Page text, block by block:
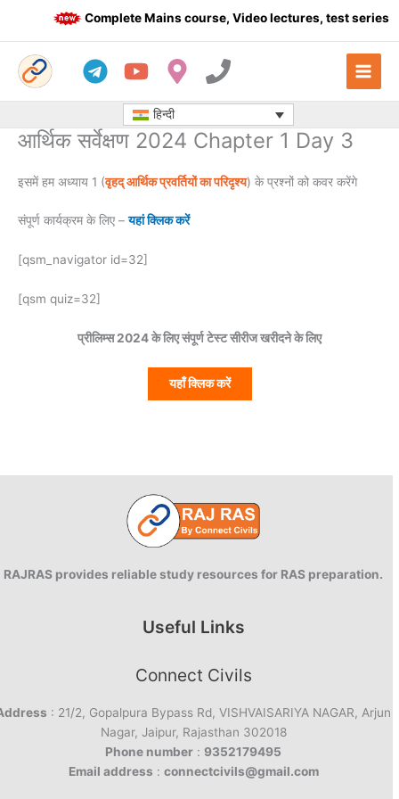
Complete Mains course, Video lectures, test series
हिन्दी
आर्थिक सर्वेक्षण 2024 Chapter 1 Day 3
इसमें हम अध्याय 1 (वृहद् आर्थिक प्रवर्तियों का परिदृश्य) के प्रश्नों को कवर करेंगे
संपूर्ण कार्यक्रम के लिए –यहां क्लिक करें
[qsm_navigator id=32]
[qsm quiz=32]
प्रीलिम्स 2024 के लिए संपूर्ण टेस्ट सीरीज खरीदने के लिए
यहाँ क्लिक करें
RAJRAS provides reliable study resources for RAS preparation.
Useful Links
Connect Civils
: 21/2, Gopalpura Bypass Rd, VISHVAISARIYA NAGAR, Arjun
Nagar, Jaipur, Rajasthan 302018
Phone number : 9352179495
Email address : connectcivils@gmail.com